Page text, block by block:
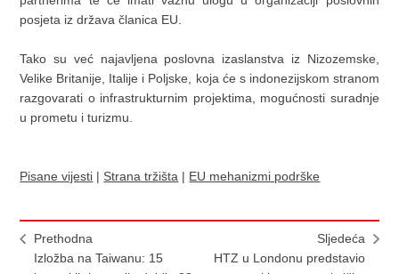
posjeta iz država članica EU.
Tako su već najavljena poslovna izaslanstva iz Nizozemske,
Velike Britanije, Italije i Poljske, koja će s indonezijskom stranom
razgovarati o infrastrukturnim projektima, mogućnosti suradnje
u prometu i turizmu.
Pisane vijesti | Strana tržišta | EU mehanizmi podrške
Prethodna
Izložba na Taiwanu: 15
Sljedeća
HTZ u Londonu predstavio